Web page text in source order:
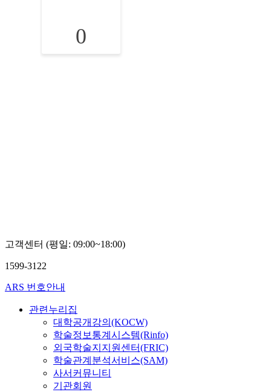
0
고객센터 (평일: 09:00~18:00)
1599-3122
ARS 번호안내
관련누리집
대학공개강의(KOCW)
학술정보통계시스템(Rinfo)
외국학술지지원센터(FRIC)
학술관계분석서비스(SAM)
사서커뮤니티
기관회원